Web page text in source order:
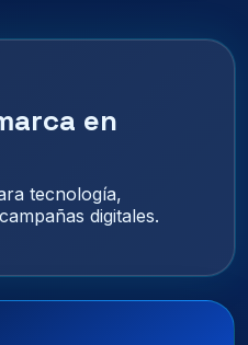
en
tecnología,
digitales.